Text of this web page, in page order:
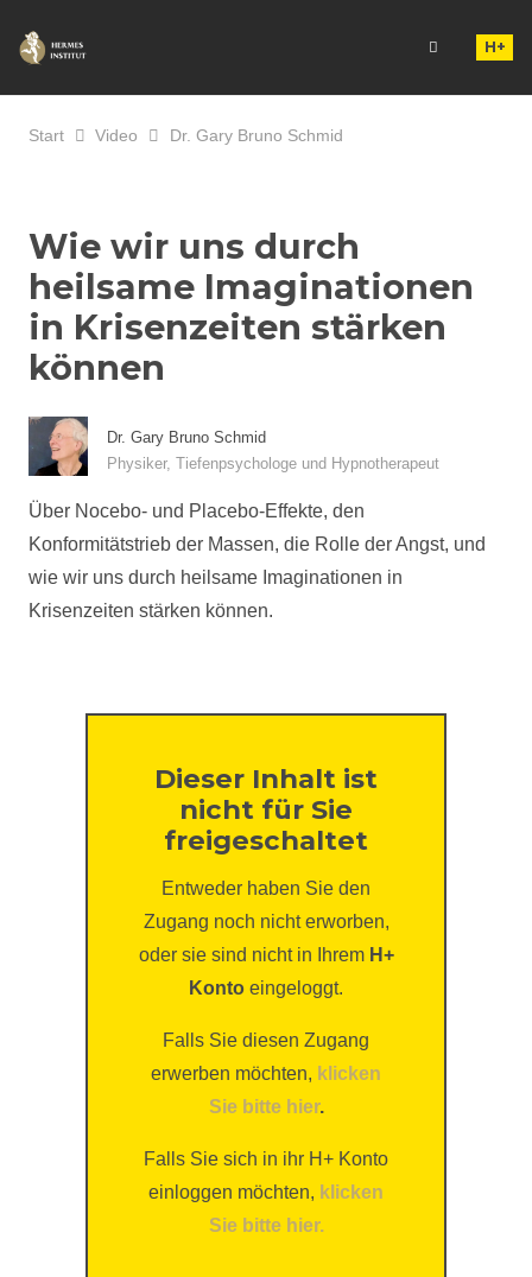
H+
Start Video Dr. Gary Bruno Schmid
Wie wir uns durch
heilsame Imaginationen
in Krisenzeiten stärken
können
Dr. Gary Bruno Schmid
Physiker, Tiefenpsychologe und Hypnotherapeut
Über Nocebo- und Placebo-Effekte, den
Konformitätstrieb der Massen, die Rolle der Angst, und
wie wir uns durch heilsame Imaginationen in
Krisenzeiten stärken können.
Dieser Inhalt ist
nicht für Sie
freigeschaltet
Entweder haben Sie den
Zugang noch nicht erworben,
oder sie sind nicht in Ihrem H+
Konto eingeloggt.
Falls Sie diesen Zugang
erwerben möchten, klicken
Sie bitte hier.
Falls Sie sich in ihr H+ Konto
einloggen möchten, klicken
Sie bitte hier.